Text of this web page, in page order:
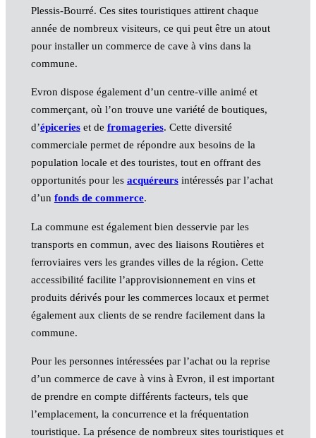
Plessis-Bourré. Ces sites touristiques attirent chaque
année de nombreux visiteurs, ce qui peut être un atout
pour installer un commerce de cave à vins dans la
commune.
Evron dispose également d’un centre-ville animé et
commerçant, où l’on trouve une variété de boutiques,
d’épicerieset de fromageries. Cette diversité
commerciale permet de répondre aux besoins de la
population locale et des touristes, tout en offrant des
opportunités pour les acquéreursintéressés par l’achat
d’un fonds de commerce.
La commune est également bien desservie par les
transports en commun, avec des liaisons Routières et
ferroviaires vers les grandes villes de la région. Cette
accessibilité facilite l’approvisionnement en vins et
produits dérivés pour les commerces locaux et permet
également aux clients de se rendre facilement dans la
commune.
Pour les personnes intéressées par l’achat ou la reprise
d’un commerce de cave à vins à Evron, il est important
de prendre en compte différents facteurs, tels que
l’emplacement, la concurrence et la fréquentation
touristique. La présence de nombreux sites touristiques et